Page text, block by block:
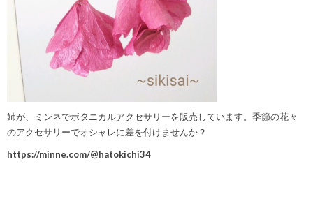
姉が、ミンネでボタニカルアクセサリーを販売しています。季節の花々
のアクセサリーでオシャレに差を付けませんか？
https://minne.com/@hatokichi34